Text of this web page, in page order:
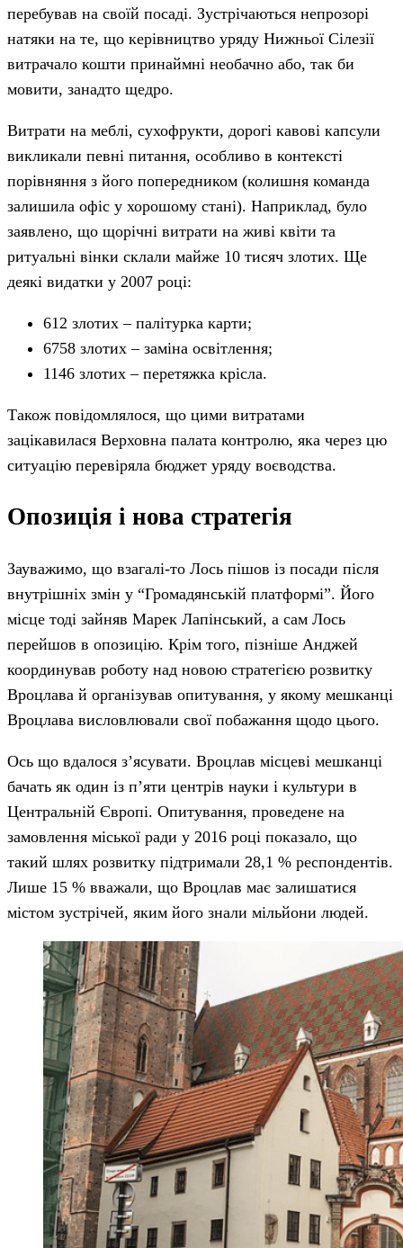
перебував на своїй посаді. Зустрічаються непрозорі
натяки на те, що керівництво уряду Нижньої Сілезії
витрачало кошти принаймні необачно або, так би
мовити, занадто щедро.
Витрати на меблі, сухофрукти, дорогі кавові капсули
викликали певні питання, особливо в контексті
порівняння з його попередником (колишня команда
залишила офіс у хорошому стані). Наприклад, було
заявлено, що щорічні витрати на живі квіти та
ритуальні вінки склали майже 10 тисяч злотих. Ще
деякі видатки у 2007 році:
612 злотих – палітурка карти;
6758 злотих – заміна освітлення;
1146 злотих – перетяжка крісла.
Також повідомлялося, що цими витратами
зацікавилася Верховна палата контролю, яка через цю
ситуацію перевіряла бюджет уряду воєводства.
Опозиція і нова стратегія
Зауважимо, що взагалі-то Лось пішов із посади після
внутрішніх змін у “Громадянській платформі”. Його
місце тоді зайняв Марек Лапінський, а сам Лось
перейшов в опозицію. Крім того, пізніше Анджей
координував роботу над новою стратегією розвитку
Вроцлава й організував опитування, у якому мешканці
Вроцлава висловлювали свої побажання щодо цього.
Ось що вдалося з’ясувати. Вроцлав місцеві мешканці
бачать як один із п’яти центрів науки і культури в
Центральній Європі. Опитування, проведене на
замовлення міської ради у 2016 році показало, що
такий шлях розвитку підтримали 28,1 % респондентів.
Лише 15 % вважали, що Вроцлав має залишатися
містом зустрічей, яким його знали мільйони людей.